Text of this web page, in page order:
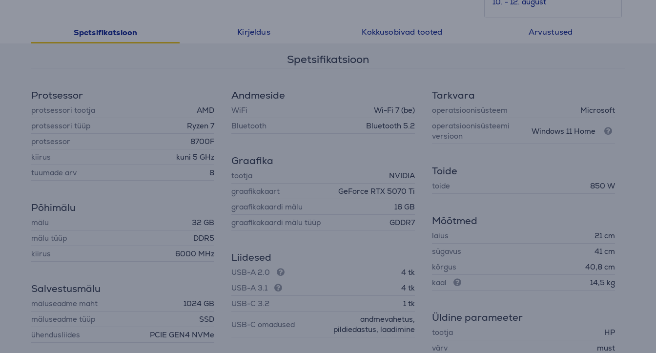
Spetsifikatsioon Kirjeldus Kokkusobivad tooted Arvustused
Spetsifikatsioon
Protsessor
protsessori tootja
AMD
protsessori tüüp
Ryzen 7
protsessor
8700F
kiirus
kuni 5 GHz
tuumade arv
8
Põhimälu
mälu
32 GB
mälu tüüp
DDR5
kiirus
6000 MHz
Salvestusmälu
mäluseadme maht
1024 GB
mäluseadme tüüp
SSD
ühendusliides
PCIE GEN4 NVMe
Andmeside
WiFi
Wi-Fi 7 (be)
Bluetooth
Bluetooth 5.2
Graafika
tootja
NVIDIA
graafikakaart
GeForce RTX 5070 Ti
graafikakaardi mälu
16 GB
graafikakaardi mälu tüüp
GDDR7
Liidesed
USB-A 2.0
4 tk
USB-A 3.1
4 tk
USB-C 3.2
1 tk
USB-C omadused
andmevahetus,
pildiedastus, laadimine
Tarkvara
operatsioonisüsteem
Microsoft
operatsioonisüsteemi
versioon
Windows 11 Home
Toide
toide 850 W
Mõõtmed
laius
21 cm
sügavus
41 cm
kõrgus
40,8 cm
kaal
14,5 kg
Üldine parameeter
tootja
HP
värv
must